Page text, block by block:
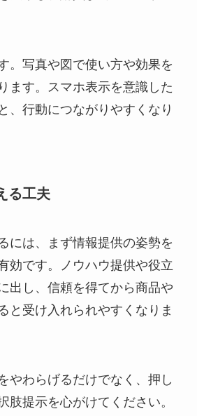
。写真や図で使い方や効果を
ます。スマホ表示を意識した
、行動につながりやすくなり
る工夫
には、まず情報提供の姿勢を
効です。ノウハウ提供や役立
出し、信頼を得てから商品や
と受け入れられやすくなりま
やわらげるだけでなく、押し
肢提示を心がけてください。